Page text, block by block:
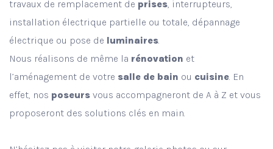
travaux de remplacement de prises, interrupteurs,
installation électrique partielle ou totale, dépannage
électrique ou pose de luminaires.
Nous réalisons de même la rénovation et
l’aménagement de votre salle de bain ou cuisine. En
effet, nos poseurs vous accompagneront de A à Z et vous
proposeront des solutions clés en main.